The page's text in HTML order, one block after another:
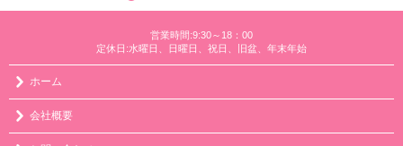
営業時間:9:30～18：00
定休日:水曜日、日曜日、祝日、旧盆、年末年始
ホーム
会社概要